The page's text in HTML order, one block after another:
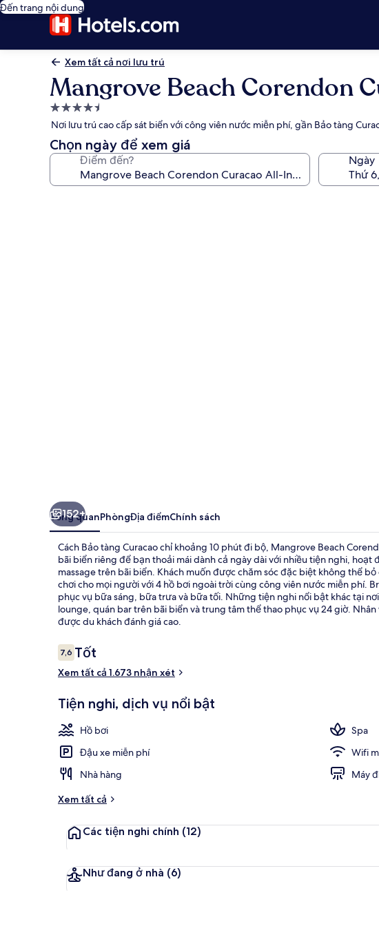
Đến trang nội dung
Xem tất cả nơi lưu trú
Mangrove Beach Corendon
Nơi
lưu
trú
4.5
Nơi lưu trú cao cấp sát biển với công viên nước miễn phí, gần Bảo tàng
Chọn ngày để xem giá
Điểm đến? Ngày
152+
Tổng quanPhòngĐịa điểmChính sách
Cách Bảo tàng Curacao chỉ khoảng 10 phút đi bộ, Mangrove Beach
bãi biển riêng để bạn thoải mái dành cả ngày dài với nhiều tiện nghi,
massage trên bãi biển. Khách muốn được chăm sóc đặc biệt không thể
chơi cho mọi người với 4 hồ bơi ngoài trời cùng công viên nước miễn phí.
phục vụ bữa sáng, bữa trưa và bữa tối. Những tiện nghi nổi bật khác tại
lounge, quán bar trên bãi biển và trung tâm thể thao phục vụ 24 giờ.
được du khách đánh giá cao.
Nhận
xét
7,67,6 trên 10,
Tốt
Xem tất cả 1.673 nhận xét
Tiện nghi, dịch vụ nổi bật
Hồ bơi
Spa
Đậu xe miễn phí
Wifi
Nhà hàng
Máy
Xem tất cả
Các tiện nghi chính (12)
Như đang ở nhà (6)